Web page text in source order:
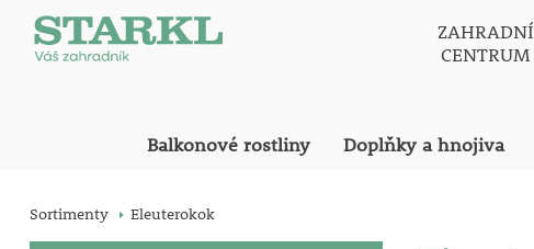
ZAHRADNÍ
CENTRUM
Balkonové rostliny Doplňky a hnojiva
Sortimenty Eleuterokok